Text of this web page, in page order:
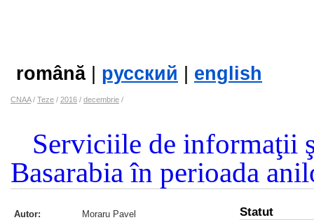
română| русский english
CNAA/ Teze / 2016 / decembrie /
Serviciile de informaţii
Basarabia în perioada
Autor:
Moraru Pavel
Statut